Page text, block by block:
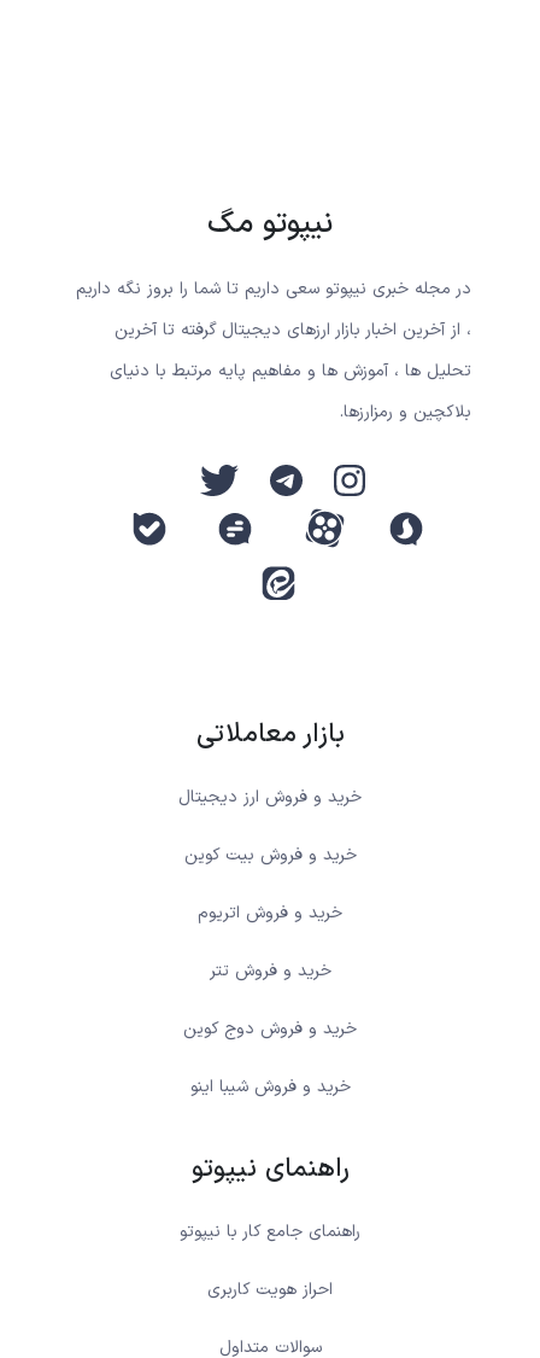
نیپوتو مگ
در مجله خبری نیپوتو سعی داریم تا شما را بروز نگه داریم
، از آخرین اخبار بازار ارزهای دیجیتال گرفته تا آخرین
تحلیل ها ، آموزش ها و مفاهیم پایه مرتبط با دنیای
بلاکچین و رمزارزها.
بازار معاملاتی
خرید و فروش ارز دیجیتال
خرید و فروش بیت کوین
خرید و فروش اتریوم
خرید و فروش تتر
خرید و فروش دوج کوین
خرید و فروش شیبا اینو
راهنمای نیپوتو
راهنمای جامع کار با نیپوتو
احراز هویت کاربری
سوالات متداول